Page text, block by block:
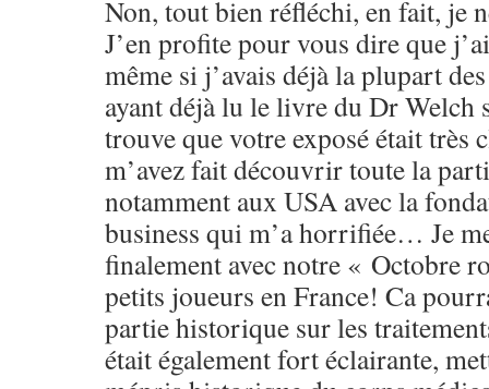
Non, tout bien réfléchi, en fait, je
J’en profite pour vous dire que
même si j’avais déjà la plupart
ayant déjà lu le livre du Dr Welch
trouve que votre exposé était très
m’avez fait découvrir toute la
notamment aux USA avec la
business qui m’a horrifiée… Je
finalement avec notre « Octobre
petits joueurs en France! Ca
partie historique sur les
était également fort éclairante,